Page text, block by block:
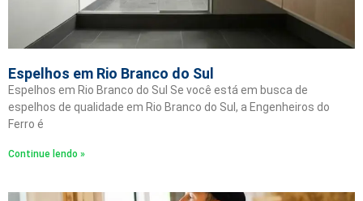
Espelhos em Rio Branco do Sul
Espelhos em Rio Branco do Sul Se você está em busca de
espelhos de qualidade em Rio Branco do Sul, a Engenheiros do
Ferro é
Continue lendo »